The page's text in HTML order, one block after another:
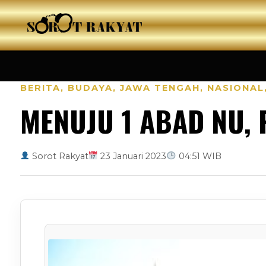
BERITA, BUDAYA,JAWA TENGAH, NASIONAL,
MENUJU 1 ABAD NU,
Sorot Rakyat 23 Januari 2023 04:51 WIB